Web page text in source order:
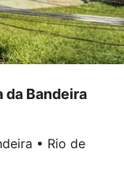
da Bandeira
• Rio de